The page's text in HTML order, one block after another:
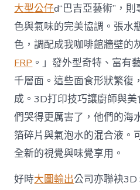
大型公仔d“巴吉亞藝術”，
色與氣味的完美協調。張水
色，調配成我咖啡館牆壁的
FRP 。」發外型奇特、富有
千層面。這些面食形狀繁復
成。3D打印技巧讓廚師與
們哭得更厲害了，他們的海
箔碎片與氣泡水的混合液。
全新的視覺與味覺享用。
好時大圖輸出公司亦聯袂